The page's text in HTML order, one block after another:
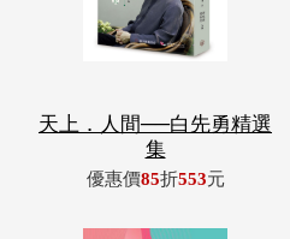
天上．人間──白先勇精選
集
優惠價85折553元